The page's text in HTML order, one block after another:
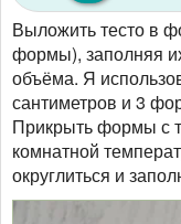
Выложить тесто в
формы), заполняя
объёма. Я
сантиметров и 3
Прикрыть формы с
комнатной
округлиться и